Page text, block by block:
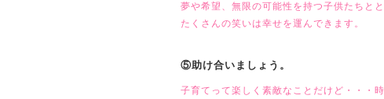
夢や希望、無限の可能性を持つ子供たちと
たくさんの笑いは幸せを運んできます。
⑤助け合いましょう。
子育てって楽しく素敵なことだけど・・・